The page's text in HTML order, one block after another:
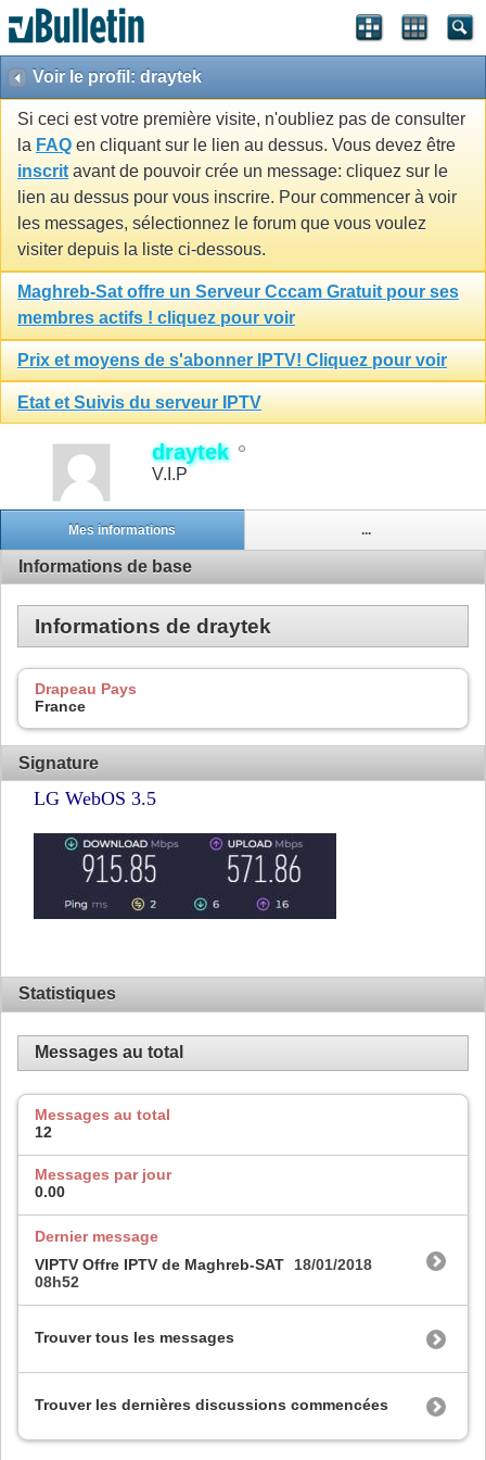
Voir le profil: draytek
Si ceci est votre première visite, n'oubliez pas de consulter
la FAQ en cliquant sur le lien au dessus. Vous devez être
inscrit avant de pouvoir crée un message: cliquez sur le
lien au dessus pour vous inscrire. Pour commencer à voir
les messages, sélectionnez le forum que vous voulez
visiter depuis la liste ci-dessous.
Maghreb-Sat offre un Serveur Cccam Gratuit pour ses
membres actifs ! cliquez pour voir
Prix et moyens de s'abonner IPTV! Cliquez pour voir
Etat et Suivis du serveur IPTV
draytek
V.I.P
Mes informations ...
Informations de base
Informations de draytek
Drapeau Pays
France
Signature
LG WebOS 3.5
Statistiques
Messages au total
Messages au total
12
Messages par jour
0.00
Dernier message
VIPTV Offre IPTV de Maghreb-SAT
18/01/2018
08h52
Trouver tous les messages
Trouver les dernières discussions commencées